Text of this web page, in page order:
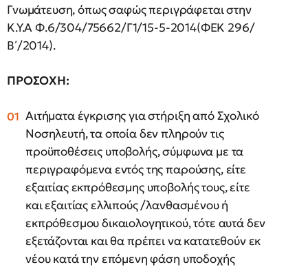
Γνωμάτευση, όπως σαφώς περιγράφεται στην
Κ.Υ.Α Φ.6/304/75662/Γ1/15-5-2014(ΦΕΚ 296/
Β΄/2014).
ΠΡΟΣΟΧΗ:
Αιτήματα έγκρισης για στήριξη από Σχολικό
Νοσηλευτή, τα οποία δεν πληρούν τις
προϋποθέσεις υποβολής, σύμφωνα με τα
περιγραφόμενα εντός της παρούσης, είτε
εξαιτίας εκπρόθεσμης υποβολής τους, είτε
και εξαιτίας ελλιπούς /λανθασμένου ή
εκπρόθεσμου δικαιολογητικού, τότε αυτά δεν
εξετάζονται και θα πρέπει να κατατεθούν εκ
νέου κατά την επόμενη φάση υποδοχής